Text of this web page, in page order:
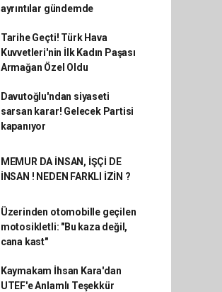
ayrıntılar gündemde
Tarihe Geçti! Türk Hava
Kuvvetleri'nin İlk Kadın Paşası
Armağan Özel Oldu
Davutoğlu'ndan siyaseti
sarsan karar! Gelecek Partisi
kapanıyor
MEMUR DA İNSAN, İŞÇİ DE
İNSAN ! NEDEN FARKLI İZİN ?
Üzerinden otomobille geçilen
motosikletli: "Bu kaza değil,
cana kast"
Kaymakam İhsan Kara'dan
UTEF'e Anlamlı Teşekkür